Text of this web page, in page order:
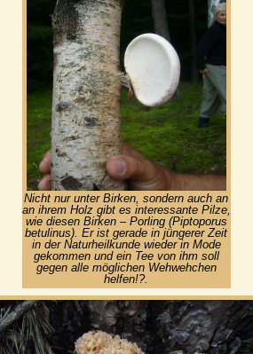
Nicht nur unter Birken, sondern auch an
an ihrem Holz gibt es interessante Pilze,
wie diesen Birken – Porling (Piptoporus
betulinus). Er ist gerade in jüngerer Zeit
in der Naturheilkunde wieder in Mode
gekommen und ein Tee von ihm soll
gegen alle möglichen Wehwehchen
helfen!?.